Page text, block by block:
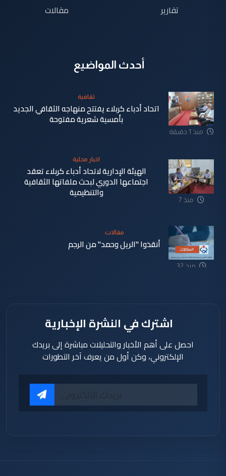
تقارير
مقالات
أحدث المواضيع
منذ 1 دقيقة
ثقافية
اتحاد أدباء كربلاء يفتتح منهاجه الثقافي الجديد
بأمسية شعرية مفتوحة
منذ 7
اخبار محلية
الهيئة الإدارية لاتحاد أدباء كربلاء تعقد
اجتماعها الدوري لبحث ملفاتها الثقافية
والتنظيمية
منذ 32
مقالات
أنقذوا "الريل وحمد" من الرجم
اشترك في النشرة الإخبارية
احصل على أهم الأخبار والتحليلات مباشرة إلى بريدك
الإلكتروني، وكن أول من يعرف آخر التطورات